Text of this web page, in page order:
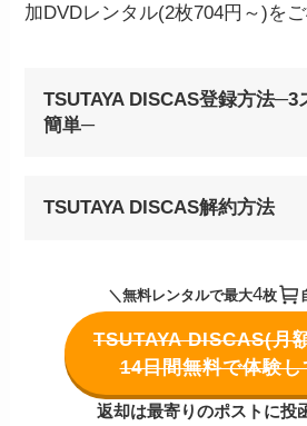
加DVDレンタル(2枚704円～)をご
TSUTAYA DISCAS登録方法─3
簡単─
TSUTAYA DISCAS解約方法
＼無料レンタルで最大4枚
TSUTAYA DISCAS(月
14日間無料で体験
返却は最寄りのポストに投